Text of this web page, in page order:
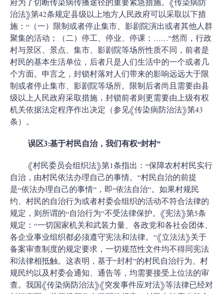
府为了切断传染病传播途径的重要紧急措施。《传染病防
治法》第42条规定县级以上地方人民政府可以采取以下措
施：“（一）限制或者停止集市、影剧院演出或者其他人群
聚集的活动；（二）停工、停业、停课；……”然而，行政
村与景区、景点、集市、影剧院等场所性质不同，前者是
村民的基本生活单位，后者只是人们生活中的一个或者几
个方面。申言之，封锁村落对人们带来的影响远远大于限
制或者停止集市、影剧院等场所。限制后者尚且需要由县
级以上人民政府采取措施，封锁前者则更需要由上级有权
机关依据法定程序作出决定（参见《传染病防治法》第43
条）。
误区3:基于村民自治，我们有权“封村”
《村民委员会组织法》第1条指出：“保障农村村民实行
自治，由村民依法办理自己的事情。”村民自治的前提
是“依法办理自己的事情”，即“依法自治”。如果村规民
约、村民的自治行为或者村委会组织的活动不符合法律的
规定，则所谓的“自治行为”不受法律保护。《宪法》第5条
规定：“一切国家机关和武装力量、各政党和各社会团体、
各企业事业组织都必须遵守宪法和法律。”《立法法》关于
备案审查制度的规定要求，一切规范性文件均不得同宪法
和法律相抵触。这表明，基于“封村”的村民自治行为、村
规民约以及村委会通知、通告等，均需要接受上位法的审
查。我国《传染病防治法》《突发事件应对法》等法律已经对